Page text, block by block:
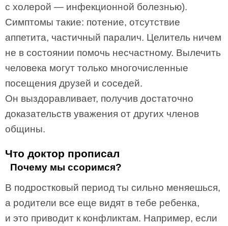
с холерой — инфекционной болезнью).
Симптомы такие: потение, отсутствие
аппетита, частичный паралич. Целитель ничем
не в состоянии помочь несчастному. Вылечить
человека могут только многочисленные
посещения друзей и соседей.
Он выздоравливает, получив достаточно
доказательств уважения от других членов
общины.
Что доктор прописал
Почему мы ссоримся?
В подростковый период ты сильно меняешься,
а родители все еще видят в тебе ребенка,
и это приводит к конфликтам. Например, если